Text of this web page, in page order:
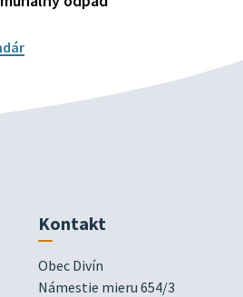
Kontakt
Obec Divín
Námestie mieru 654/3